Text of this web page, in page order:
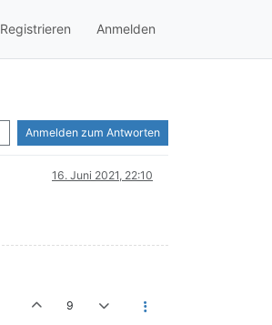
Registrieren Anmelden
Anmelden zum Antworten
16. Juni 2021, 22:10
9